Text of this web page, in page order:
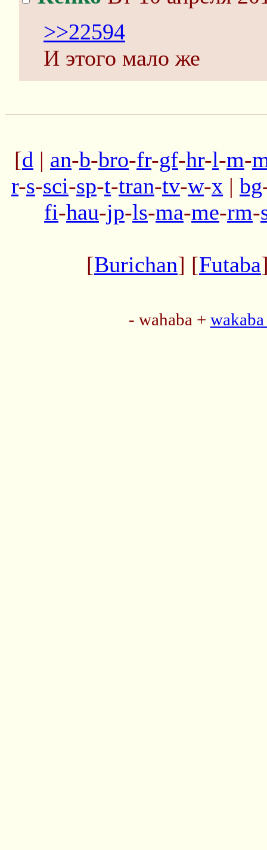
>>22594
И этого мало же
[d | an-b-bro-fr-gf-hr-l-m-
r-s-sci-sp-t-tran-tv-w-x | bg
fi-hau-jp-ls-ma-me-rm-
[Burichan] [Futaba
- wahaba +